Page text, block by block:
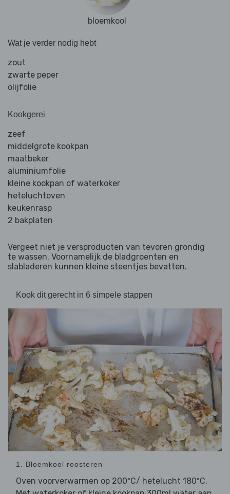
bloemkool
Wat je verder nodig hebt
zout
zwarte peper
olijfolie
Kookgerei
zeef
middelgrote kookpan
maatbeker
aluminiumfolie
kleine kookpan of waterkoker
heteluchtoven
keukenrasp
2 bakplaten
Vergeet niet je versproducten van tevoren grondig
te wassen. Voornamelijk de bladgroenten en
slabladeren kunnen kleine steentjes bevatten.
Kook dit gerecht in 6 simpele stappen
1. Bloemkool roosteren
Oven voorverwarmen op 200ºC/ hetelucht 180ºC.